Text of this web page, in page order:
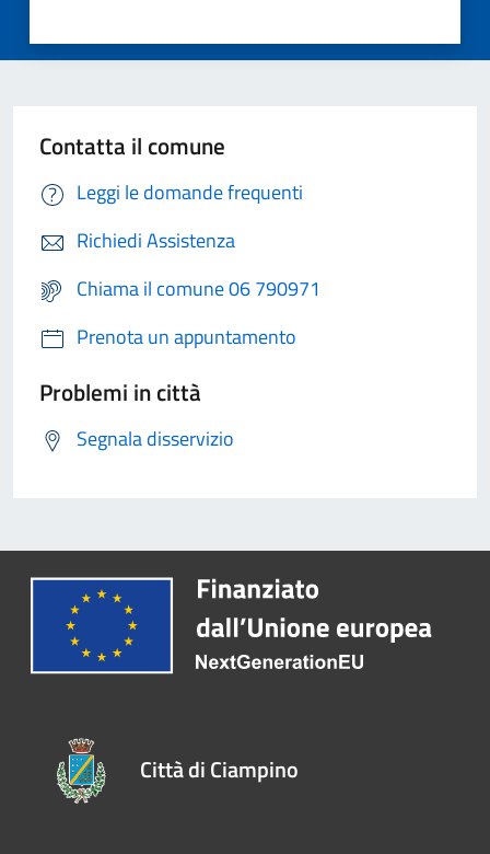
Contatta il comune
Leggi le domande frequenti
Richiedi Assistenza
Chiama il comune 06 790971
Prenota un appuntamento
Problemi in città
Segnala disservizio
Città di Ciampino